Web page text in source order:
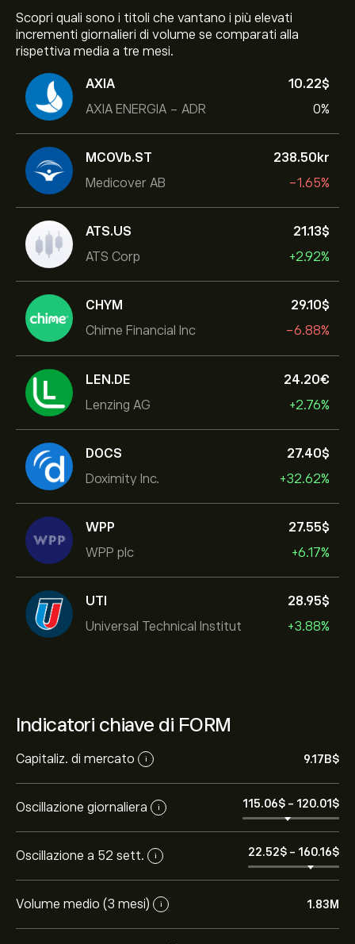
Scopri quali sono i titoli che vantano i più elevati
incrementi giornalieri di volume se comparati alla
rispettiva media a tre mesi.
AXIA
AXIA ENERGIA - ADR
10.22‎$‎
0%
MCOVb.ST
Medicover AB
238.50‎kr‎
-1.65%
ATS.US
ATS Corp
21.13‎$‎
+2.92%
CHYM
Chime Financial Inc
29.10‎$‎
-6.88%
LEN.DE
Lenzing AG
24.20‎€‎
+2.76%
DOCS
Doximity Inc.
27.40‎$‎
+32.62%
WPP
WPP plc
27.55‎$‎
+6.17%
UTI
Universal Technical Institut
28.95‎$‎
+3.88%
Indicatori chiave di FORM
Capitaliz. di mercato i 9.17B‎$‎
Oscillazione giornaliera i 115.06‎$‎ - 120.01‎$‎
Oscillazione a 52 sett. i 22.52‎$‎ - 160.16‎$‎
Volume medio (3 mesi) i 1.83M